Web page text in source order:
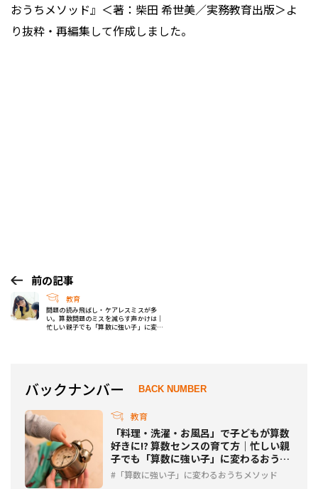
おうちメソッド』＜著：柴田 希世美／実務教育出版＞よ
り抜粋・再編集して作成しました。
前の記事
教育
問題の読み飛ばし・ケアレスミスが多
い。算数問題のミスを減らす声かけは｜
忙しい親子でも「算数に強い子」に変わ
バックナンバー BACK NUMBER
教育
「料理・洗濯・お風呂」で子どもが算数
好きに!? 算数センスの育て方｜忙しい親
子でも「算数に強い子」に変わるおうち
メソッド #2
「算数に強い子」に変わるおうちメソッド